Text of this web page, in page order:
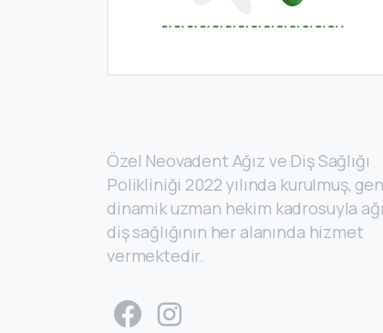
Özel Neovadent Ağız ve Diş Sağlığı
Polikliniği 2022 yılında kurulmuş,
dinamik uzman hekim kadrosuyla
diş sağlığının her alanında hizmet
vermektedir.